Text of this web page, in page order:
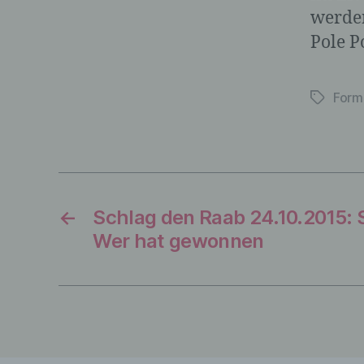
Pole
←
Schlag den Raab 24.10.2015:
Wer hat gewonnen